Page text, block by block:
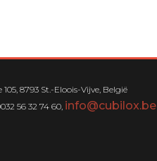
8793 St.-Eloois-Vijve, België
56 32 74 60, info@cubilox.be